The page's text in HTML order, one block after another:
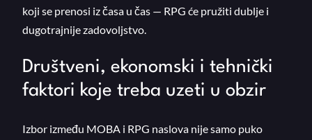
koji se prenosi iz časa u čas — RPG će pružiti dublje i
dugotrajnije zadovoljstvo.
Društveni, ekonomski i tehnički
faktori koje treba uzeti u obzir
Izbor između MOBA i RPG naslova nije samo puko